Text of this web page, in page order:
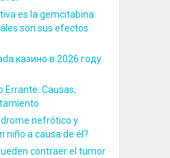
es la gemcitabina
son sus efectos
казино в 2026 году
Errante: Causas,
nefrótico y
niño a causa de él?
contraer el tumor